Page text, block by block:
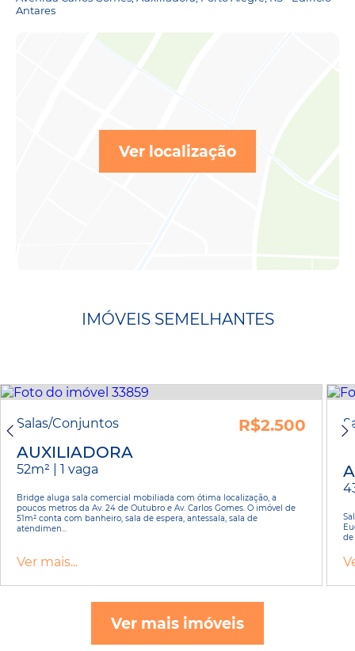
Antares
Ver localização
IMÓVEIS SEMELHANTES
Salas/Conjuntos
R$2.500
AUXILIADORA
52m² | 1 vaga
Bridge aluga sala comercial mobiliada com ótima localização, a
poucos metros da Av. 24 de Outubro e Av. Carlos Gomes. O imóvel de
51m² conta com banheiro, sala de espera, antessala, sala de
atendimen...
Ver mais...
de
Ver mais imóveis